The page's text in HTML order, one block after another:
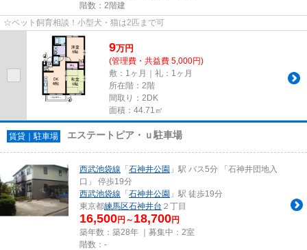
階数：2階建
☆ペット飼育相談！小型犬・猫は2匹まで可
9万円
(管理費・共益費 5,000円)
敷：1ヶ月｜礼：1ヶ月
所在階：2階
間取り：2DK
面積：44.71㎡
賃貸｜駐車場 エステートピア・ｕ駐車場
西武池袋線 「 石神井公園 」駅 バス5分 「石神井団地入
口」 停歩19分
西武池袋線 「 石神井公園 」駅 徒歩19分
東京都練馬区石神井台 ２丁目
16,500円～ 18,700円
築年数：築28年 ｜募集中： 2室
階数：-